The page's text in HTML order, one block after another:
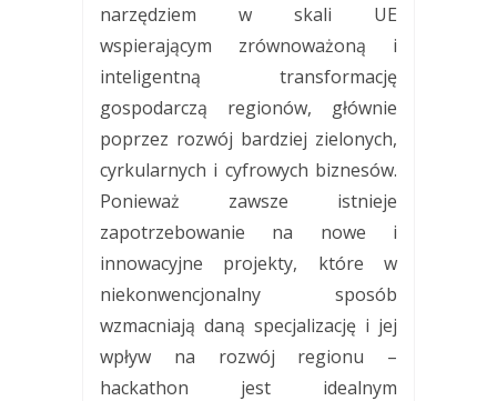
narzędziem w skali UE
wspierającym zrównoważoną i
inteligentną transformację
gospodarczą regionów, głównie
poprzez rozwój bardziej zielonych,
cyrkularnych i cyfrowych biznesów.
Ponieważ zawsze istnieje
zapotrzebowanie na nowe i
innowacyjne projekty, które w
niekonwencjonalny sposób
wzmacniają daną specjalizację i jej
wpływ na rozwój regionu –
hackathon jest idealnym